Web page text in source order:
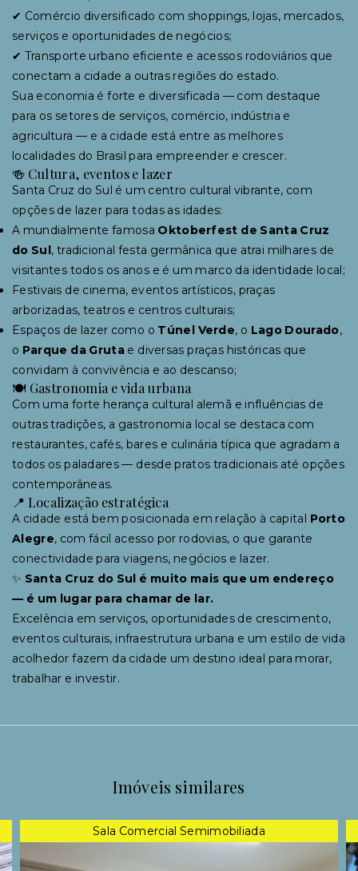
✔ Comércio diversificado com shoppings, lojas, mercados,
serviços e oportunidades de negócios;
✔ Transporte urbano eficiente e acessos rodoviários que
conectam a cidade a outras regiões do estado.
Sua economia é forte e diversificada — com destaque
para os setores de serviços, comércio, indústria e
agricultura — e a cidade está entre as melhores
localidades do Brasil para empreender e crescer.
🍻 Cultura, eventos e lazer
Santa Cruz do Sul é um centro cultural vibrante, com
opções de lazer para todas as idades:
A mundialmente famosa Oktoberfest de Santa Cruz
do Sul, tradicional festa germânica que atrai milhares de
visitantes todos os anos e é um marco da identidade local;
Festivais de cinema, eventos artísticos, praças
arborizadas, teatros e centros culturais;
Espaços de lazer como o Túnel Verde, o Lago Dourado,
o Parque da Grutae diversas praças históricas que
convidam à convivência e ao descanso;
🍽 Gastronomia e vida urbana
Com uma forte herança cultural alemã e influências de
outras tradições, a gastronomia local se destaca com
restaurantes, cafés, bares e culinária típica que agradam a
todos os paladares — desde pratos tradicionais até opções
contemporâneas.
📍 Localização estratégica
A cidade está bem posicionada em relação à capital Porto
Alegre, com fácil acesso por rodovias, o que garante
conectividade para viagens, negócios e lazer.
✨ Santa Cruz do Sul é muito mais que um endereço
— é um lugar para chamar de lar.
Excelência em serviços, oportunidades de crescimento,
eventos culturais, infraestrutura urbana e um estilo de vida
acolhedor fazem da cidade um destino ideal para morar,
trabalhar e investir.
Imóveis similares
Sala Comercial Semimobiliada